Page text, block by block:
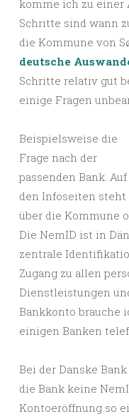
komme ich zu einer
Schritte sind wann
die Kommune von
deutsche
Schritte relativ gut
einige Fragen
Beispielsweise die
Frage nach der
passenden Bank. Auf
den Infoseiten steht
über die Kommune
Die NemID ist in
zentrale
Zugang zu allen
Dienstleistungen
Bankkonto brauche
einigen Banken
Bei der Danske
die Bank keine
Kontoeröffnung so